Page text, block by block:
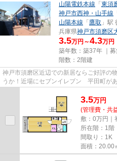
山陽電鉄本線 「 東須
神戸市西神・山手線
山陽本線 「 鷹取 」駅
兵庫県神戸市須磨区
3.5万円～4.3万円
築年数：築37年 ｜募
階数：2階建
神戸市須磨区近辺での新居ならご好評の
うか！近場にセブンイレブン 平田町が
3.5万円
(管理費・共
敷：0万円｜
所在階：1階
間取り：1K
面積：20.00